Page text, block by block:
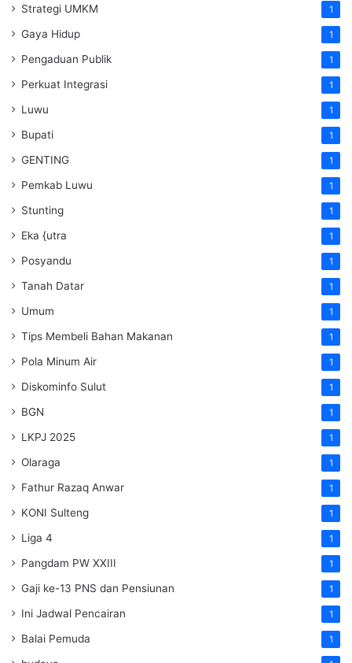
Strategi UMKM 1
Gaya Hidup 1
Pengaduan Publik 1
Perkuat Integrasi 1
Luwu 1
Bupati 1
GENTING 1
Pemkab Luwu 1
Stunting 1
Eka {utra 1
Posyandu 1
Tanah Datar 1
Umum 1
Tips Membeli Bahan Makanan 1
Pola Minum Air 1
Diskominfo Sulut 1
BGN 1
LKPJ 2025 1
Olaraga 1
Fathur Razaq Anwar 1
KONI Sulteng 1
Liga 4 1
Pangdam PW XXIII 1
Gaji ke-13 PNS dan Pensiunan 1
Ini Jadwal Pencairan 1
Balai Pemuda 1